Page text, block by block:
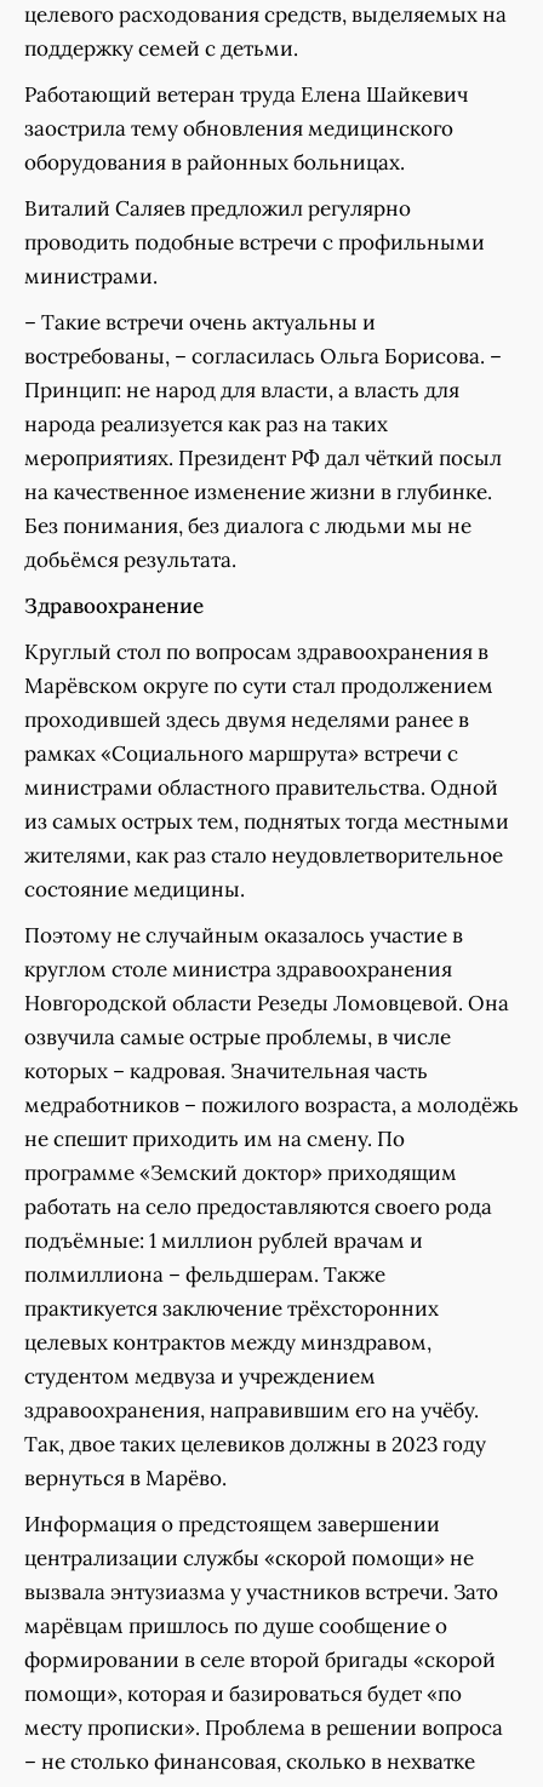
целевого расходования средств, выделяемых на
поддержку семей с детьми.
Работающий ветеран труда Елена Шайкевич
заострила тему обновления медицинского
оборудования в районных больницах.
Виталий Саляев предложил регулярно
проводить подобные встречи с профильными
министрами.
– Такие встречи очень актуальны и
востребованы, – согласилась Ольга Борисова. –
Принцип: не народ для власти, а власть для
народа реализуется как раз на таких
мероприятиях. Президент РФ дал чёткий посыл
на качественное изменение жизни в глубинке.
Без понимания, без диалога с людьми мы не
добьёмся результата.
Здравоохранение
Круглый стол по вопросам здравоохранения в
Марёвском округе по сути стал продолжением
проходившей здесь двумя неделями ранее в
рамках «Социального маршрута» встречи с
министрами областного правительства. Одной
из самых острых тем, поднятых тогда местными
жителями, как раз стало неудовлетворительное
состояние медицины.
Поэтому не случайным оказалось участие в
круглом столе министра здравоохранения
Новгородской области Резеды Ломовцевой. Она
озвучила самые острые проблемы, в числе
которых – кадровая. Значительная часть
медработников – пожилого возраста, а молодёжь
не спешит приходить им на смену. По
программе «Земский доктор» приходящим
работать на село предоставляются своего рода
подъёмные: 1 миллион рублей врачам и
полмиллиона – фельдшерам. Также
практикуется заключение трёхсторонних
целевых контрактов между минздравом,
студентом медвуза и учреждением
здравоохранения, направившим его на учёбу.
Так, двое таких целевиков должны в 2023 году
вернуться в Марёво.
Информация о предстоящем завершении
централизации службы «скорой помощи» не
вызвала энтузиазма у участников встречи. Зато
марёвцам пришлось по душе сообщение о
формировании в селе второй бригады «скорой
помощи», которая и базироваться будет «по
месту прописки». Проблема в решении вопроса
– не столько финансовая, сколько в нехватке